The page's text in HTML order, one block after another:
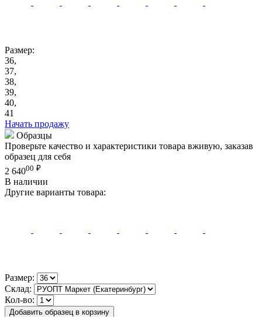
Размер:
36,
37,
38,
39,
40,
41
Начать продажу
Образцы
Проверьте качество и характеристики товара вживую, заказав
образец для себя
2 64000 ₽
В наличии
Другие варианты товара:
Размер:
Склад:
Кол-во:
Добавить образец в корзину